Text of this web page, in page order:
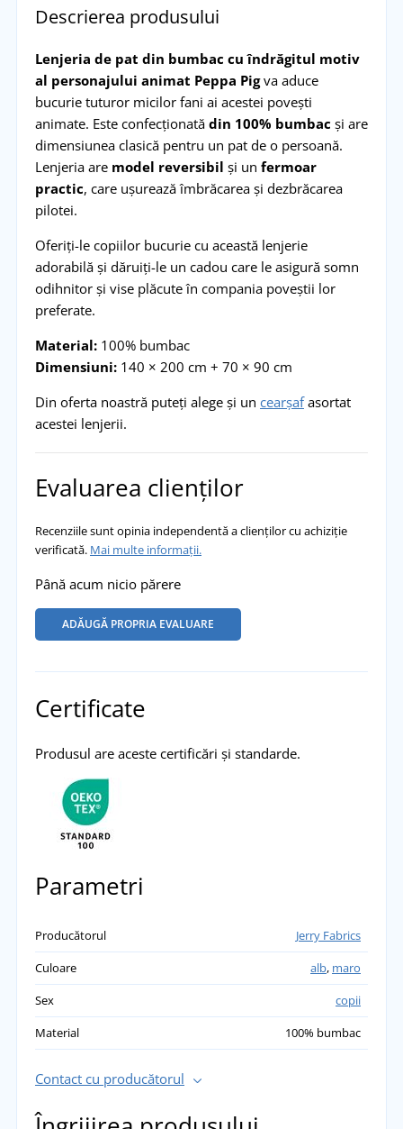
Descrierea produsului
Lenjeria de pat din bumbac cu îndrăgitul motiv
al personajului animat Peppa Pigva aduce
bucurie tuturor micilor fani ai acestei povești
animate. Este confecționată din 100% bumbac și are
dimensiunea clasică pentru un pat de o persoană.
Lenjeria are model reversibil și un fermoar
practic, care ușurează îmbrăcarea și dezbrăcarea
pilotei.
Oferiți-le copiilor bucurie cu această lenjerie
adorabilă și dăruiți-le un cadou care le asigură somn
odihnitor și vise plăcute în compania poveștii lor
preferate.
Material: 100% bumbac
Dimensiuni:140 × 200 cm + 70 × 90 cm
Din oferta noastră puteți alege și un cearșafasortat
acestei lenjerii.
Evaluarea clienților
Recenziile sunt opinia independentă a clienților cu achiziție
verificată. Mai multe informații.
Până acum nicio părere
ADĂUGĂ PROPRIA EVALUARE
Certificate
Produsul are aceste certificări și standarde.
Parametri
Producătorul
Jerry Fabrics
Culoare
alb, maro
Sex
copii
Material
100% bumbac
Contact cu producătorul